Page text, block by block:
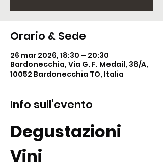
Orario & Sede
26 mar 2026, 18:30 – 20:30
Bardonecchia, Via G. F. Medail, 38/A,
10052 Bardonecchia TO, Italia
Info sull'evento
Degustazioni
Vini